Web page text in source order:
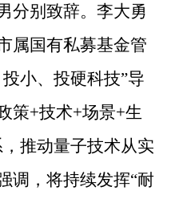
分别致辞。李大勇
属国有私募基金管
小、投硬科技”导
策+技术+场景+生
推动量子技术从实
调，将持续发挥“耐